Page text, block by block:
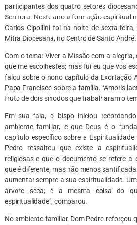
participantes dos quatro setores
Senhora. Neste ano a formação espiritual
Carlos Cipollini foi na noite de sexta-
Mitra Diocesana, no Centro de Santo André.
Com o tema: Viver a Missão com a alegria,
que me escolhestes; mas fui eu que vos
falou sobre o nono capítulo da Exortação
Papa Francisco sobre a família. “Amoris
fruto de dois sínodos que trabalharam o
Em sua fala, o bispo iniciou
ambiente familiar, e que Deus é o
capítulo específico sobre a Espiritualidade
Pedro ressaltou que existe a
religiosas e que o documento se refere a
que é diferente, mas não menos
aumentar sempre a sua espiritualidade.
árvore seca; é a mesma coisa do
espiritualidade”, comparou.
No ambiente familiar, Dom Pedro reforçou